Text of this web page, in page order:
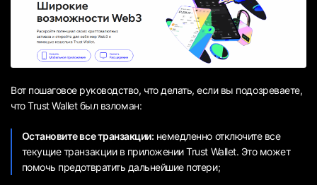
Вот пошаговое руководство, что делать, если вы подозреваете,
что Trust Wallet был взломан:
Остановите все транзакции: немедленно отключите все
текущие транзакции в приложении Trust Wallet. Это может
помочь предотвратить дальнейшие потери;